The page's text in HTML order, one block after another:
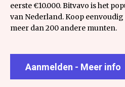
eerste €10.000. Bitvavo is het
van Nederland. Koop
meer dan 200 andere munten.
Aanmelden - Meer info